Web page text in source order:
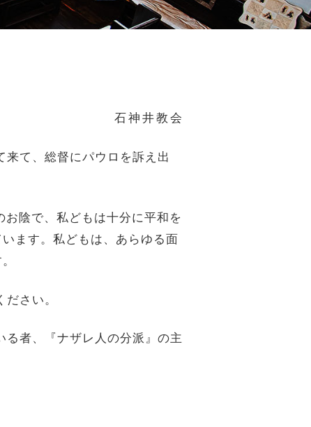
石神井教会
て、総督にパウロを訴え出
陰で、私どもは十分に平和を
ます。私どもは、あらゆる面
さい。
者、『ナザレ人の分派』の主